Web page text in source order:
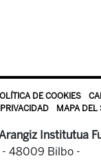
DE COOKIES
MAPA DEL
Institutua
- 48009 Bilbo -